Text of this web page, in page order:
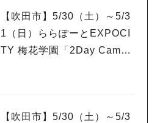
【吹田市】5/30（土）～5/3
1（日）ららぽーとEXPOCI
TY 梅花学園「2Day Campu
【吹田市】5/30（土）～5/3